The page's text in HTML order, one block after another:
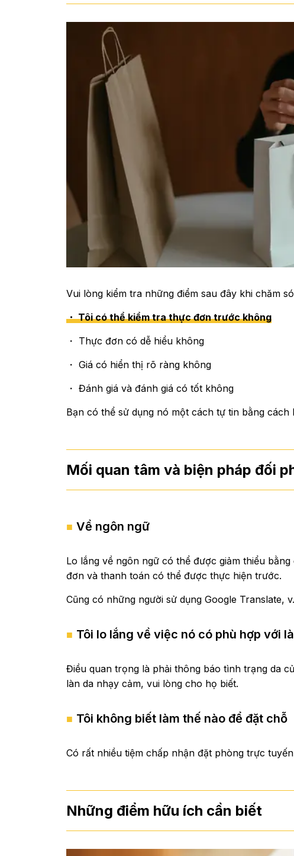
Vui lòng kiểm tra những điểm sau đây khi chăm
・ Tôi có thể kiểm tra thực đơn trước không
・ Thực đơn có dễ hiểu không
・ Giá có hiển thị rõ ràng không
・ Đánh giá và đánh giá có tốt không
Bạn có thể sử dụng nó một cách tự tin bằng
Mối quan tâm và biện pháp đối
Về ngôn ngữ
Lo lắng về ngôn ngữ có thể được giảm thiểu
đơn và thanh toán có thể được thực hiện trước.
Cũng có những người sử dụng Google Translate,
Tôi lo lắng về việc nó có phù hợp với
Điều quan trọng là phải thông báo tình trạng da
làn da nhạy cảm, vui lòng cho họ biết.
Tôi không biết làm thế nào để đặt chỗ
Có rất nhiều tiệm chấp nhận đặt phòng trực
Những điểm hữu ích cần biết